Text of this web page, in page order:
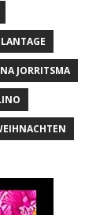
JORRITSMA